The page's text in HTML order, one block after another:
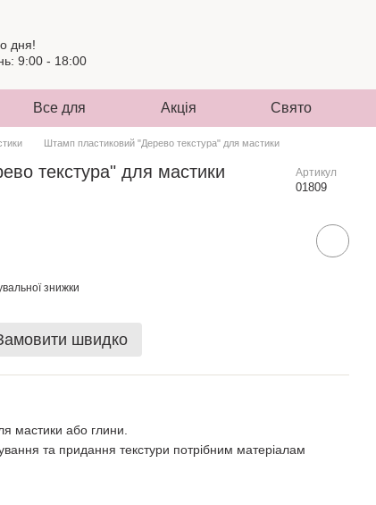
дня!
9:00 - 18:00
Все для Акція Свято
Штамп пластиковий "Дерево текстура" для мастики
текстура" для мастики Артикул
01809
знижки
швидко
мастики або глини.
та придання текстури потрібним матеріалам